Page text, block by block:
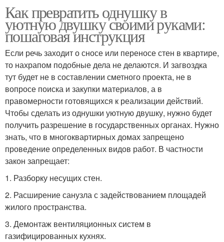
Как превратить однушку в
уютную двушку своими руками:
пошаговая инструкция
Если речь заходит о сносе или переносе стен в квартире,
то нахрапом подобные дела не делаются. И загвоздка
тут будет не в составлении сметного проекта, не в
вопросе поиска и закупки материалов, а в
правомерности готовящихся к реализации действий.
Чтобы сделать из однушки уютную двушку, нужно будет
получить разрешение в государственных органах. Нужно
знать, что в многоквартирных домах запрещено
проведение определенных видов работ. В частности
закон запрещает:
1.​ Разборку несущих стен.
2.​ Расширение санузла с задействованием площадей
жилого пространства.
3.​ Демонтаж вентиляционных систем в
газифицированных кухнях.